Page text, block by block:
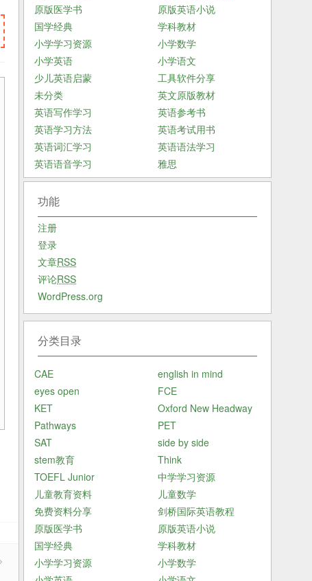
原版医学书
原版英语小说
国学经典
学科教材
小学学习资源
小学数学
小学英语
小学语文
少儿英语启蒙
工具软件分享
未分类
英文原版教材
英语写作学习
英语参考书
英语学习方法
英语考试用书
英语词汇学习
英语语法学习
英语语音学习
雅思
功能
注册
登录
文章RSS
评论RSS
WordPress.org
分类目录
CAE
english in mind
eyes open
FCE
KET
Oxford New Headway
Pathways
PET
SAT
side by side
stem教育
Think
TOEFL Junior
中学学习资源
儿童教育资料
儿童数学
免费资料分享
剑桥国际英语教程
原版医学书
原版英语小说
国学经典
学科教材
小学学习资源
小学数学